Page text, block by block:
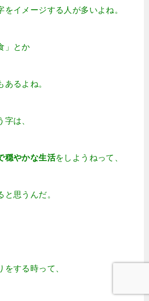
をイメージする人が多いよね。
」とか
あるよね。
は、
穏やかな生活を しようねって、
と思うんだ。
する時って、